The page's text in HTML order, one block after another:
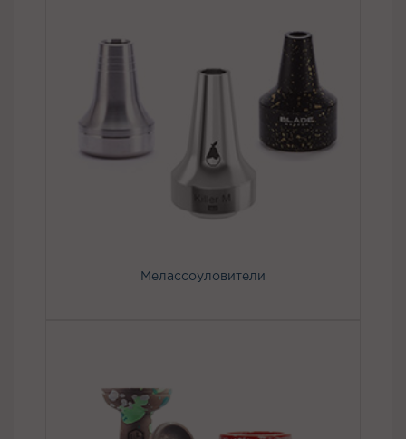
Мелассоуловители